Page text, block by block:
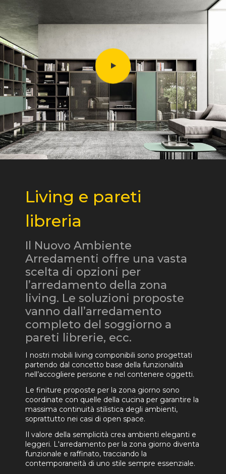
Living e pareti
libreria
Il Nuovo Ambiente
Arredamenti offre una vasta
scelta di opzioni per
l’arredamento della zona
living. Le soluzioni proposte
vanno dall’arredamento
completo del soggiorno a
pareti librerie, ecc.
I nostri mobili living componibili sono progettati
partendo dal concetto base della funzionalità
nell’accogliere persone e nel contenere oggetti.
Le finiture proposte per la zona giorno sono
coordinate con quelle della cucina per garantire la
massima continuità stilistica degli ambienti,
soprattutto nei casi di open space.
Il valore della semplicità crea ambienti eleganti e
leggeri. L'arredamento per la zona giorno diventa
funzionale e raffinato, tracciando la
contemporaneità di uno stile sempre essenziale.